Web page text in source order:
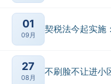
01
09月
契税法今起实施
27
08月
不刷脸不让进小